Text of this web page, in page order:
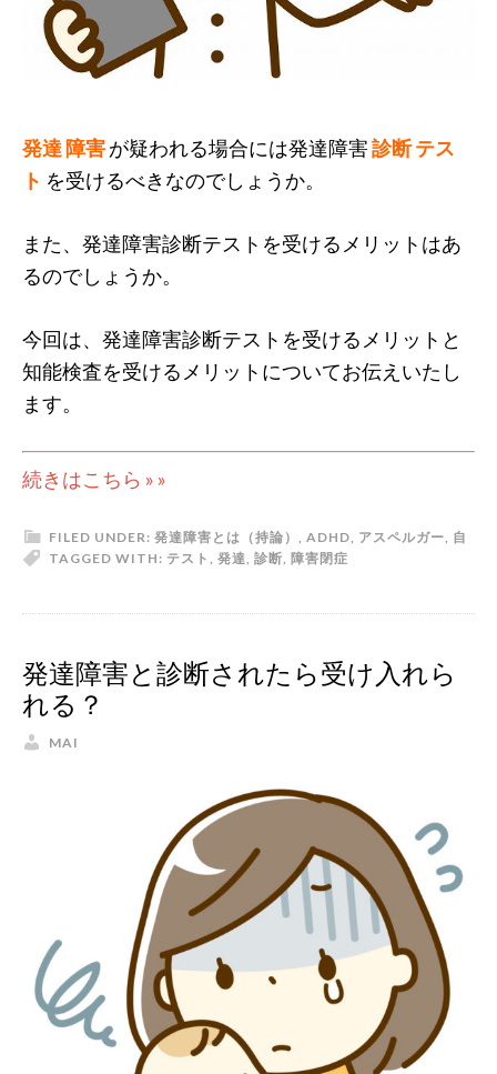
発達 障害が疑われる場合には発達障害診断 テス
ト を受けるべきなのでしょうか。
また、発達障害診断テストを受けるメリットはあ
るのでしょうか。
今回は、発達障害診断テストを受けるメリットと
知能検査を受けるメリットについてお伝えいたし
ます。
続きはこちら » »
FILED UNDER: 発達障害とは（持論） ADHD アスペルガー 自
閉症
TAGGED WITH: テスト 発達 診断 障害
発達障害と診断されたら受け入れら
れる？
MAI